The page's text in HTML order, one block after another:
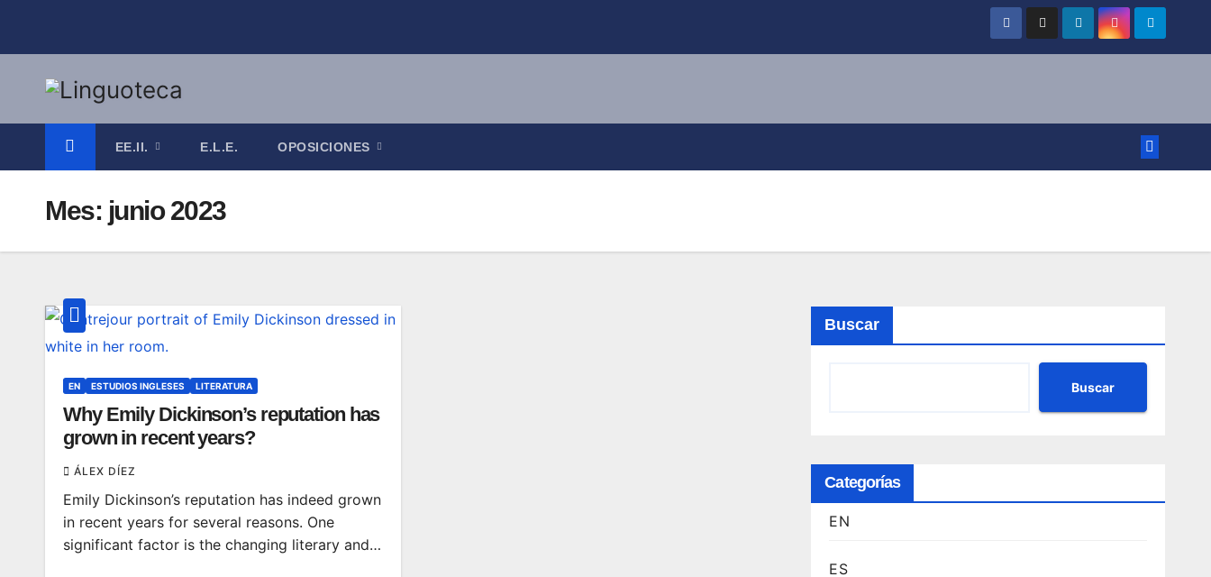
EE.II. E.L.E. OPOSICIONES
Mes: junio 2023
EN ESTUDIOS INGLESES LITERATURA
Why Emily Dickinson’s reputation has
grown in recent years?
ÁLEX DÍEZ
Emily Dickinson’s reputation has indeed grown
in recent years for several reasons. One
significant factor is the changing literary and…
Buscar
Buscar
Categorías
EN
ES